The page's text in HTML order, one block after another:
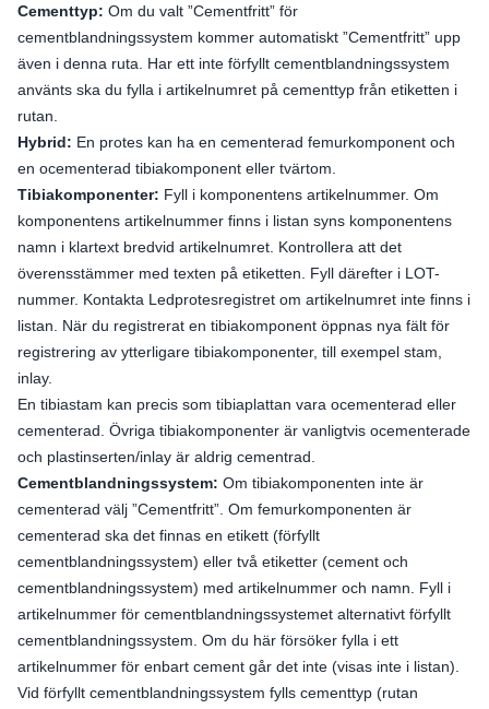
Cementtyp: Om du valt ”Cementfritt” för
cementblandningssystem kommer automatiskt ”Cementfritt” upp
även i denna ruta. Har ett inte förfyllt cementblandningssystem
använts ska du fylla i artikelnumret på cementtyp från etiketten i
rutan.
Hybrid: En protes kan ha en cementerad femurkomponent och
en ocementerad tibiakomponent eller tvärtom.
Tibiakomponenter: Fyll i komponentens artikelnummer. Om
komponentens artikelnummer finns i listan syns komponentens
namn i klartext bredvid artikelnumret. Kontrollera att det
överensstämmer med texten på etiketten. Fyll därefter i LOT-
nummer. Kontakta Ledprotesregistret om artikelnumret inte finns i
listan. När du registrerat en tibiakomponent öppnas nya fält för
registrering av ytterligare tibiakomponenter, till exempel stam,
inlay.
En tibiastam kan precis som tibiaplattan vara ocementerad eller
cementerad. Övriga tibiakomponenter är vanligtvis ocementerade
och plastinserten/inlay är aldrig cementrad.
Cementblandningssystem: Om tibiakomponenten inte är
cementerad välj ”Cementfritt”. Om femurkomponenten är
cementerad ska det finnas en etikett (förfyllt
cementblandningssystem) eller två etiketter (cement och
cementblandningssystem) med artikelnummer och namn. Fyll i
artikelnummer för cementblandningssystemet alternativt förfyllt
cementblandningssystem. Om du här försöker fylla i ett
artikelnummer för enbart cement går det inte (visas inte i listan).
Vid förfyllt cementblandningssystem fylls cementtyp (rutan